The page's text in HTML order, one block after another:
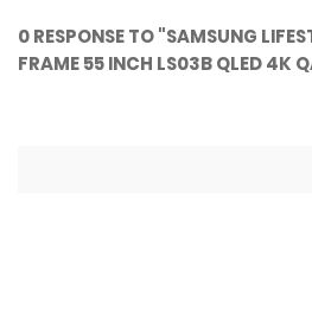
0 RESPONSE TO "SAMSUNG
FRAME 55 INCH LS03B QLED 4K